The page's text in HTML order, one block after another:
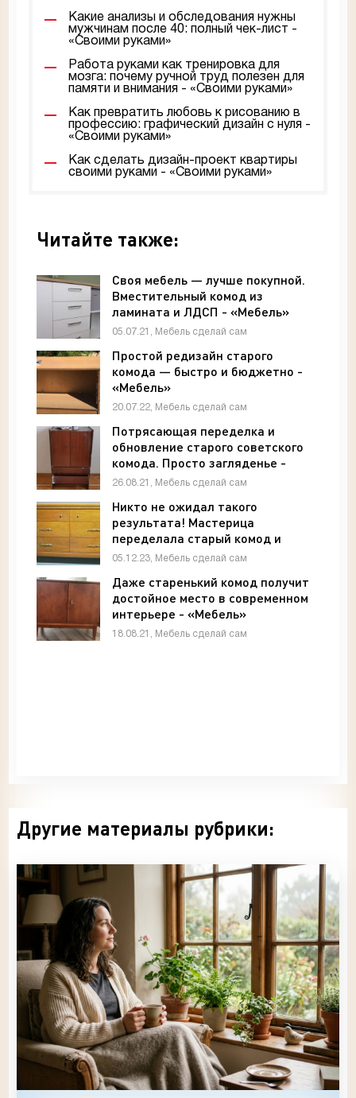
Какие анализы и обследования нужны
мужчинам после 40: полный чек-лист -
«Своими руками»
Работа руками как тренировка для
мозга: почему ручной труд полезен для
памяти и внимания - «Своими руками»
Как превратить любовь к рисованию в
профессию: графический дизайн с нуля -
«Своими руками»
Как сделать дизайн-проект квартиры
своими руками - «Своими руками»
Читайте также:
Своя мебель — лучше покупной.
Вместительный комод из
ламината и ЛДСП - «Мебель»
05.07.21, Мебель сделай сам
Простой редизайн старого
комода — быстро и бюджетно -
«Мебель»
20.07.22, Мебель сделай сам
Потрясающая переделка и
обновление старого советского
комода. Просто загляденье -
«Мебель»
26.08.21, Мебель сделай сам
Никто не ожидал такого
результата! Мастерица
переделала старый комод и
удивила всех - «Мебель»
05.12.23, Мебель сделай сам
Даже старенький комод получит
достойное место в современном
интерьере - «Мебель»
18.08.21, Мебель сделай сам
Другие материалы рубрики: